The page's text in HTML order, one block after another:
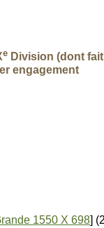
e Division (dont
engagement
1550 X 698]